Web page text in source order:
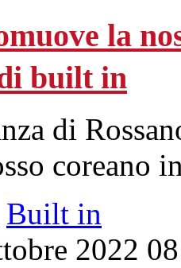
la
built in
di
coreano
Built in
2022